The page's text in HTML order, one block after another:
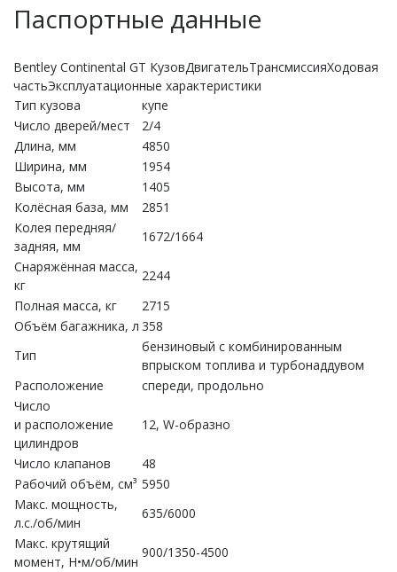
Паспортные данные
Bentley Continental GT КузовДвигательТрансмиссияХодовая
частьЭксплуатационные характеристики
Тип кузова
купе
Число дверей/мест
2/4
Длина, мм
4850
Ширина, мм
1954
Высота, мм
1405
Колёсная база, мм
2851
Колея передняя/
задняя, мм
1672/1664
Снаряжённая масса,
кг
2244
Полная масса, кг
2715
Объём багажника, л 358
Тип
бензиновый с комбинированным
впрыском топлива и турбонаддувом
Расположение
спереди, продольно
Число
и расположение
цилиндров
12, W-образно
Число клапанов
48
Рабочий объём, см³ 5950
Макс. мощность,
л.с./об/мин
635/6000
Макс. крутящий
момент, Н•м/об/мин
900/1350-4500